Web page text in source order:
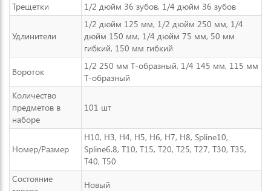
Трещетки
1/2 дюйм 36 зубов, 1/4 дюйм 36 зубов
Удлинители
1/2 дюйм 125 мм, 1/2 дюйм 250 мм, 1/4
дюйм 150 мм, 1/4 дюйм 75 мм, 50 мм
гибкий, 150 мм гибкий
Вороток
1/2 250 мм Т-образный, 1/4 145 мм, 115 мм
Т-образный
Количество
предметов в
наборе
101 шт
Номер/Размер
H10, H3, H4, H5, H6, H7, H8, Spline10,
Spline6.8, T10, T15, T20, T25, T27, T30, T35,
T40, T50
Состояние
Новый